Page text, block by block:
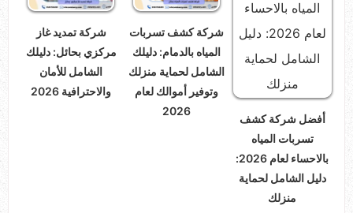
أفضل شركة كشف
تسربات المياه
بالاحساء لعام 2026:
دليل الشامل لحماية
منزلك
شركة كشف تسربات
المياه بالدمام: دليلك
الشامل لحماية منزلك
وتوفير أموالك لعام
2026
شركة تمديد غاز
مركزي بحائل: دليلك
الشامل للأمان
والاحترافية 2026